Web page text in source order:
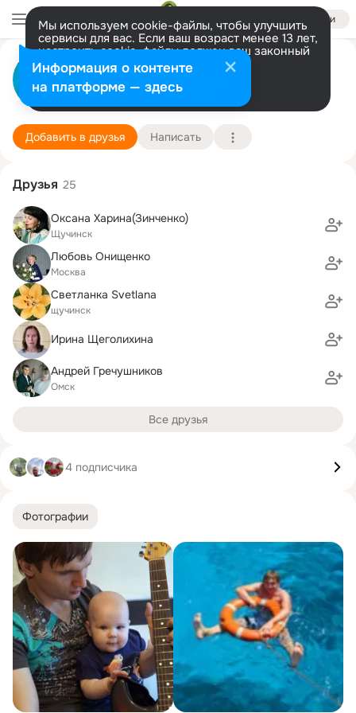
Войти
Мы используем cookie-файлы, чтобы улучшить
сервисы для вас. Если ваш возраст менее 13 лет,
настроить cookie-файлы должен ваш законный
представитель. Больше информации
Разрешить все Настроить
Антон Миронов
Щербинка
29 июня (41 год)
1840 центр образованияПодробнее
Добавить в друзья Написать
Фотографии
Друзья 25
Оксана Харина(Зинченко)
Щучинск
Любовь Онищенко
Москва
Светланка Svetlana
щучинск
Ирина Щеголихина
Андрей Гречушников
Омск
Все друзья
4 подписчика
Информация о контенте
на платформе — здесь